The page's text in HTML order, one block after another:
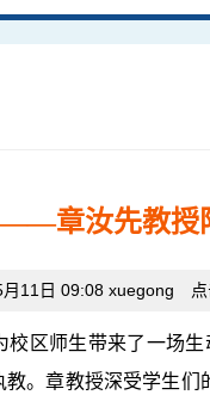
章汝先教授
月11日 09:08 xuegong 点
区师生带来了一场
。章教授深受学生